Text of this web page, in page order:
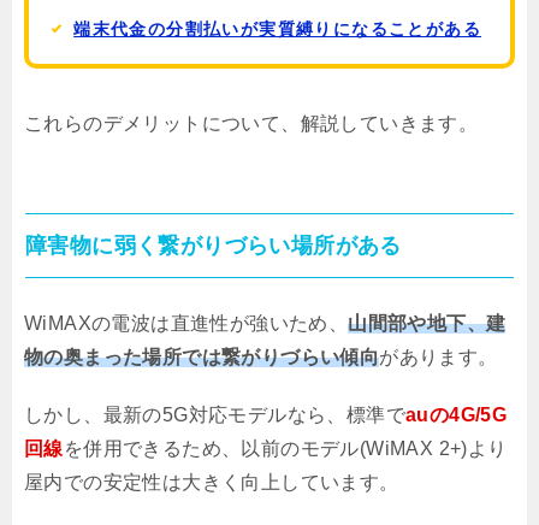
端末代金の分割払いが実質縛りになることがある
これらのデメリットについて、解説していきます。
障害物に弱く繋がりづらい場所がある
WiMAXの電波は直進性が強いため、山間部や地下、建
物の奥まった場所では繋がりづらい傾向があります。
しかし、最新の5G対応モデルなら、標準でauの4G/5G
回線を併用できるため、以前のモデル(WiMAX 2+)より
屋内での安定性は大きく向上しています。